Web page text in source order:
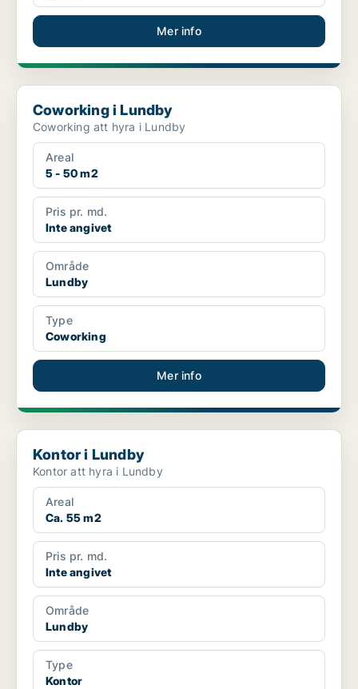
Mer info
Coworking i Lundby
Coworking i Lundby
Coworking att hyra i Lundby
Areal
5 - 50 m2
Pris pr. md.
Inte angivet
Område
Lundby
Type
Coworking
Mer info
Kontor i Lundby
Kontor i Lundby
Kontor att hyra i Lundby
Areal
Ca. 55 m2
Pris pr. md.
Inte angivet
Område
Lundby
Type
Kontor